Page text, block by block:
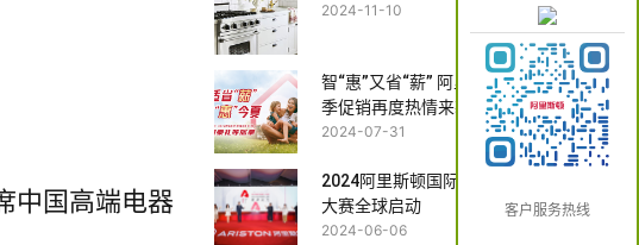
客户服务热线
中国高端电器
2024-11-10
智“惠”又省“薪” 阿里斯顿夏
季促销再度热情来袭
2024-07-31
2024阿里斯顿国际室内设计
大赛全球启动
2024-06-06